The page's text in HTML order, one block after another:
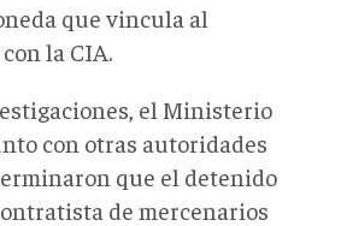
que vincula al
la CIA.
el Ministerio
con otras autoridades
que el detenido
de mercenarios